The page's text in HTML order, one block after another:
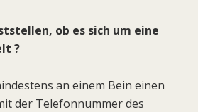
ob es sich um eine
?
an einem Bein einen
der Telefonnummer des